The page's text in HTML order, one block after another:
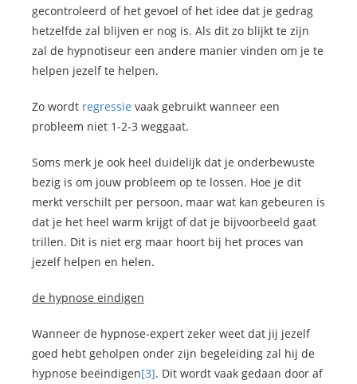
gecontroleerd of het gevoel of het idee dat je gedrag
hetzelfde zal blijven er nog is. Als dit zo blijkt te zijn
zal de hypnotiseur een andere manier vinden om je te
helpen jezelf te helpen.
Zo wordt regressie vaak gebruikt wanneer een
probleem niet 1-2-3 weggaat.
Soms merk je ook heel duidelijk dat je onderbewuste
bezig is om jouw probleem op te lossen. Hoe je dit
merkt verschilt per persoon, maar wat kan gebeuren is
dat je het heel warm krijgt of dat je bijvoorbeeld gaat
trillen. Dit is niet erg maar hoort bij het proces van
jezelf helpen en helen.
­de hypnose eindigen
Wanneer de hypnose-expert zeker weet dat jij jezelf
goed hebt geholpen onder zijn begeleiding zal hij de
hypnose beëindigen[3]. Dit wordt vaak gedaan door af